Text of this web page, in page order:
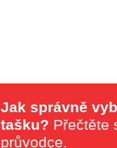
Jak správně
tašku? Přečtěte
průvodce.